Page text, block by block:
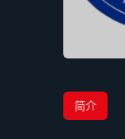
简介